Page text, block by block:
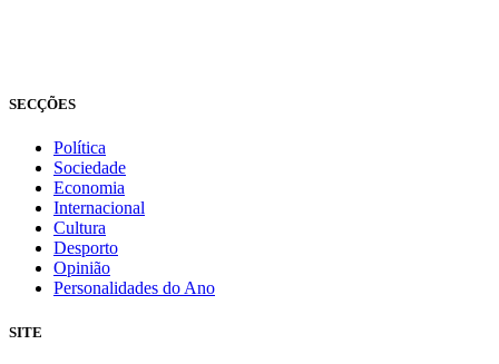
SECÇÕES
Política
Sociedade
Economia
Internacional
Cultura
Desporto
Opinião
Personalidades do Ano
SITE